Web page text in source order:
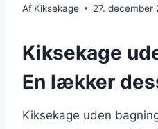
Af Kiksekage 27. december
Kiksekage
En lækker
Kiksekage uden